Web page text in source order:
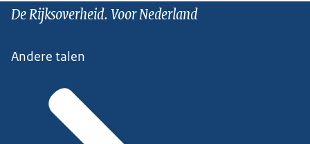
De Rijksoverheid. Voor Nederland
Andere talen